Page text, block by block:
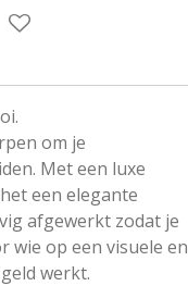
om je
Met een luxe
een elegante
afgewerkt zodat je
wie op een visuele en
werkt.